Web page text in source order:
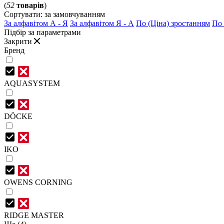
(52 товарів)
Сортувати: за замовчуванням
За алфавітом А - Я За алфавітом Я - А По (Ціна) зростанням По
Підбір за параметрами
Закрити
Бренд
AQUASYSTEM
DÖCKE
IKO
OWENS CORNING
RIDGE MASTER